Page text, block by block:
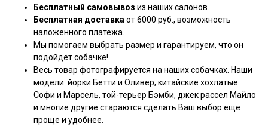
Бесплатный самовывоз из наших салонов.
Бесплатная доставка от 6000 руб., возможность
наложенного платежа.
Мы помогаем выбрать размер и гарантируем, что он
подойдёт собачке!
Весь товар фотографируется на наших собачках. Наши
модели: йорки Бетти и Оливер, китайские хохлатые
Софи и Марсель, той-терьер Бэмби, джек рассел Майло
и многие другие стараются сделать Ваш выбор ещё
проще и удобнее.